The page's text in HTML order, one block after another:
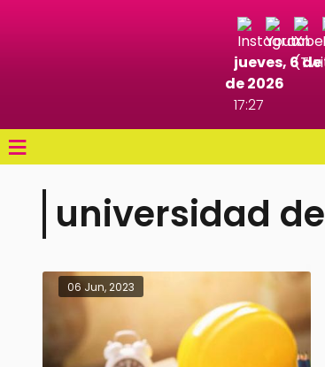
jueves, 6
de 2026
17:27
≡
universidad
06 Jun, 2023